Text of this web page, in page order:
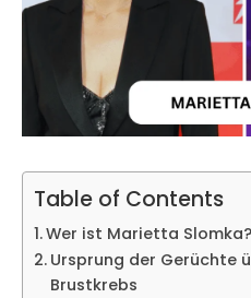
Table of Contents
Wer ist Marietta Slomka?
Ursprung der Gerüchte
Brustkrebs